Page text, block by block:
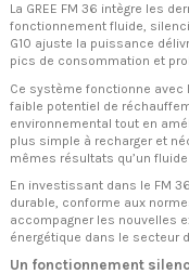
La GREE FM 36 intègre les
fonctionnement fluide,
G10 ajuste la puissance
pics de consommation et
Ce système fonctionne avec
faible potentiel de
environnemental tout en
plus simple à recharger et
mêmes résultats qu’un fluide
En investissant dans le FM
durable, conforme aux
accompagner les nouvelles
énergétique dans le secteur
Un fonctionnement